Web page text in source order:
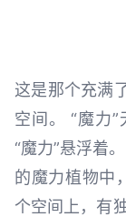
这是那个充满
空间。 “魔力
“魔力”悬浮着
的魔力植物中
个空间上，有